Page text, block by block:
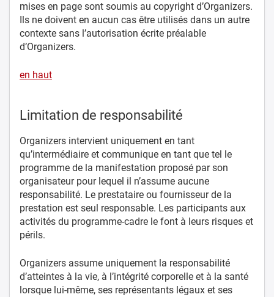
mises en page sont soumis au copyright d’Organizers.
Ils ne doivent en aucun cas être utilisés dans un autre
contexte sans l’autorisation écrite préalable
d’Organizers.
en haut
Limitation de responsabilité
Organizers intervient uniquement en tant
qu’intermédiaire et communique en tant que tel le
programme de la manifestation proposé par son
organisateur pour lequel il n’assume aucune
responsabilité. Le prestataire ou fournisseur de la
prestation est seul responsable. Les participants aux
activités du programme-cadre le font à leurs risques et
périls.
Organizers assume uniquement la responsabilité
d’atteintes à la vie, à l’intégrité corporelle et à la santé
lorsque lui-même, ses représentants légaux et ses